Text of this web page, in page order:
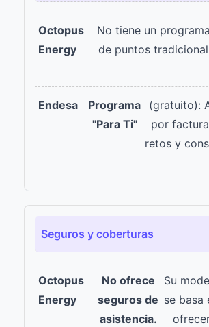
No tiene un programa
de puntos tradicional
Programa
"Para Ti"
(gratuito):
por
retos y
️ Seguros y coberturas
No ofrece
seguros de
asistencia.
Su
se basa